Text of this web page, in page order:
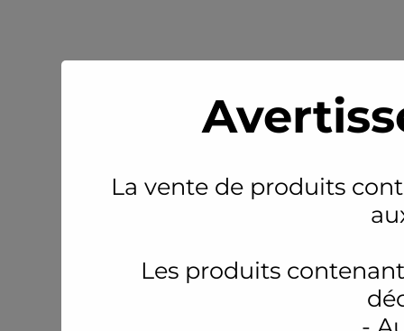
La vente de produits
Les produits